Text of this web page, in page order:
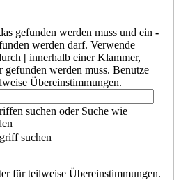
gefunden werden muss und ein -
werden darf. Verwende
| innerhalb einer Klammer,
gefunden werden muss. Benutze
Übereinstimmungen.
suchen oder Suche wie
suchen
für teilweise Übereinstimmungen.